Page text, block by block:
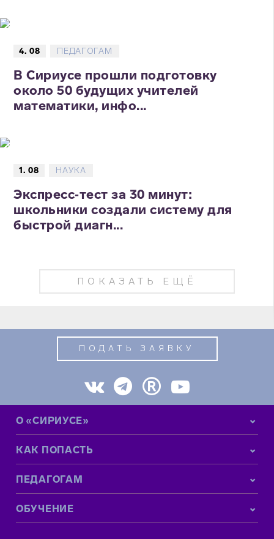
4. 08 ПЕДАГОГАМ
В Сириусе прошли подготовку
около 50 будущих учителей
математики, инфо...
1. 08 НАУКА
Экспресс‑тест за 30 минут:
школьники создали систему для
быстрой диагн...
ПОКАЗАТЬ ЕЩЁ
ПОДАТЬ ЗАЯВКУ
О «СИРИУСЕ»
КАК ПОПАСТЬ
ПЕДАГОГАМ
ОБУЧЕНИЕ